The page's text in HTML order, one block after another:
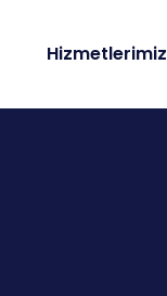
Hizmetlerimiz